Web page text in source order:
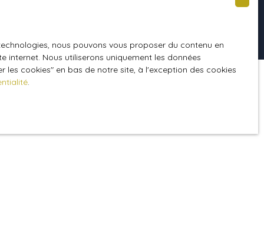
nous pouvons vous proposer du contenu en
Nous utiliserons uniquement les données
cookies″ en bas de notre site, à l'exception des cookies
.